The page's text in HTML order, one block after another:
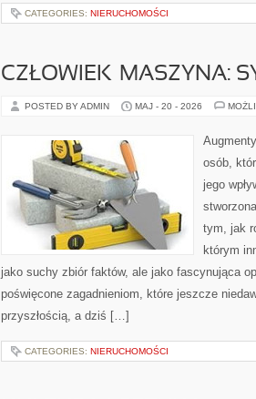
CATEGORIES: NIERUCHOMOŚCI
CZŁOWIEK–MASZYNA:
POSTED BY ADMIN MAJ - 20 - 2026
osób,
jego
tym, jak
którym
jako suchy zbiór faktów, ale jako fascynująca
poświęcone zagadnieniom, które jeszcze
przyszłością, a dziś […]
CATEGORIES: NIERUCHOMOŚCI